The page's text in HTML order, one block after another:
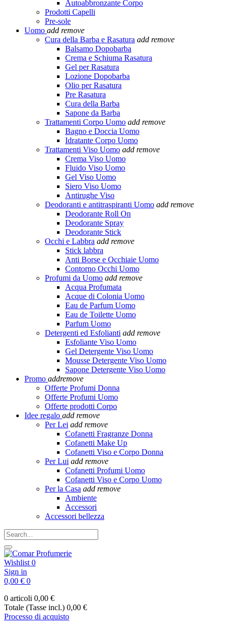
Autoabbronzante Corpo
Prodotti Capelli
Pre-sole
Uomo add remove
Cura della Barba e Rasatura add remove
Balsamo Dopobarba
Crema e Schiuma Rasatura
Gel per Rasatura
Lozione Dopobarba
Olio per Rasatura
Pre Rasatura
Cura della Barba
Sapone da Barba
Trattamenti Corpo Uomo add remove
Bagno e Doccia Uomo
Idratante Corpo Uomo
Trattamenti Viso Uomo add remove
Crema Viso Uomo
Fluido Viso Uomo
Gel Viso Uomo
Siero Viso Uomo
Antirughe Viso
Deodoranti e antitraspiranti Uomo add remove
Deodorante Roll On
Deodorante Spray
Deodorante Stick
Occhi e Labbra add remove
Stick labbra
Anti Borse e Occhiaie Uomo
Contorno Occhi Uomo
Profumi da Uomo add remove
Acqua Profumata
Acque di Colonia Uomo
Eau de Parfum Uomo
Eau de Toilette Uomo
Parfum Uomo
Detergenti ed Esfolianti add remove
Esfoliante Viso Uomo
Gel Detergente Viso Uomo
Mousse Detergente Viso Uomo
Sapone Detergente Viso Uomo
Promo addremove
Offerte Profumi Donna
Offerte Profumi Uomo
Offerte prodotti Corpo
Idee regalo add remove
Per Lei add remove
Cofanetti Fragranze Donna
Cofanetti Make Up
Cofanetti Viso e Corpo Donna
Per Lui add remove
Cofanetti Profumi Uomo
Cofanetti Viso e Corpo Uomo
Per la Casa add remove
Ambiente
Accessori
Accessori bellezza
Wishlist 0
Sign in
0,00 € 0
0 articoli 0,00 €
Totale (Tasse incl.) 0,00 €
Processo di acquisto